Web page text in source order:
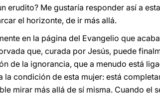
erudito? Me gustaría responder así a
el horizonte, de ir más allá.
en la página del Evangelio que
que, curada por Jesús, puede
de la ignorancia, que a menudo está
la condición de esta mujer: está
mirar más allá de sí misma. Cuando el